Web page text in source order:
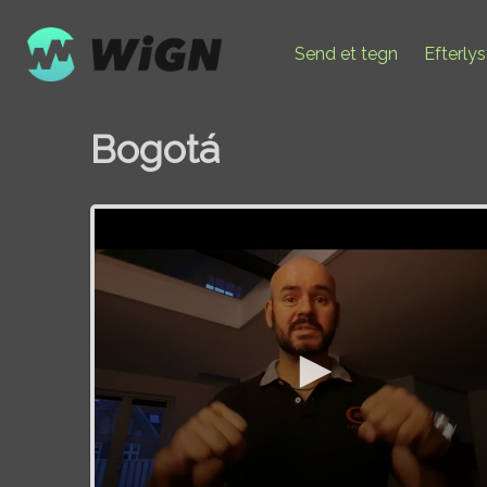
Send et tegn
Bogotá